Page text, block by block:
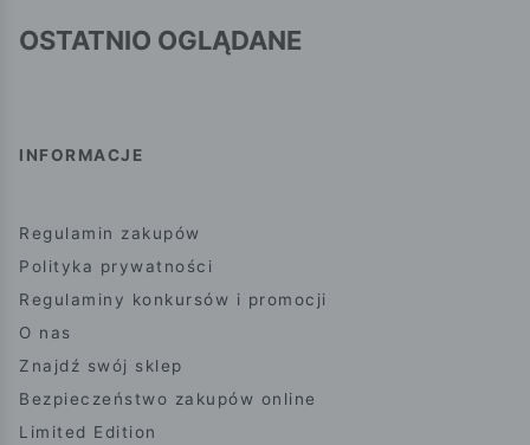
OSTATNIO OGLĄDANE
INFORMACJE
Regulamin zakupów
Polityka prywatności
Regulaminy konkursów i promocji
O nas
Znajdź swój sklep
Bezpieczeństwo zakupów online
Limited Edition